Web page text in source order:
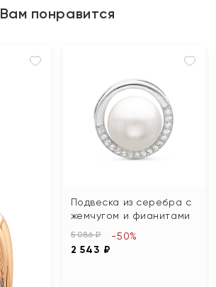
Вам понравится
Подвеска из серебра с
жемчугом и фианитами
5 086 ₽
2 543 ₽
-50%